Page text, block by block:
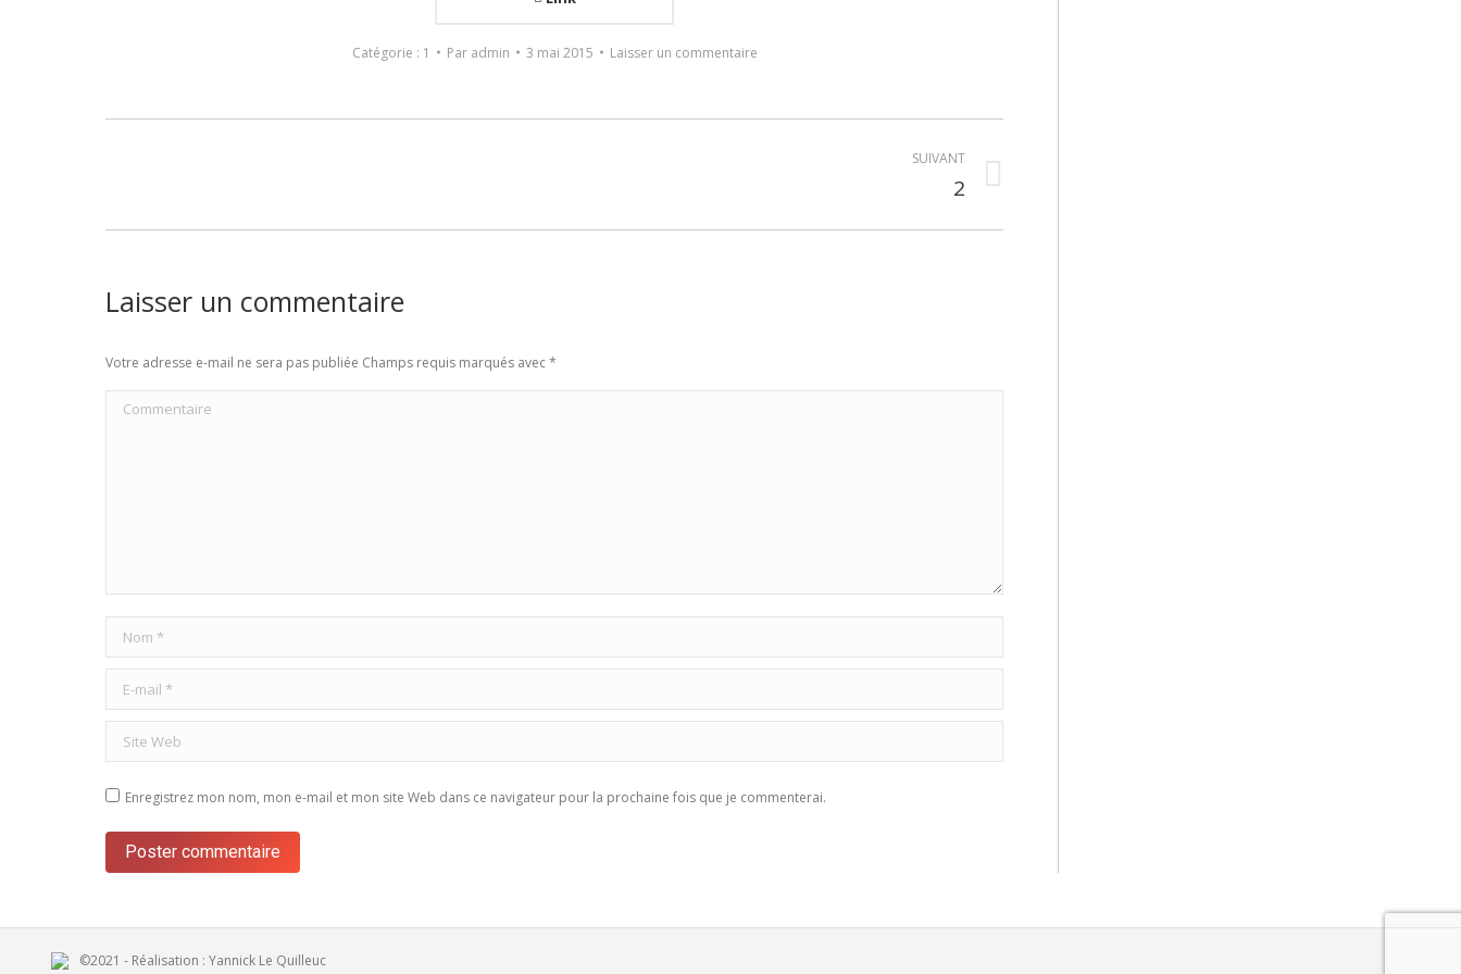
Catégorie : 1 Par admin 3 mai 2015 Laisser un commentaire
commentaire
SUIVANT
2
Laisser un commentaire
Votre adresse e-mail ne sera pas publiée Champs requis marqués avec*
Commentaire
Nom *
E-mail *
Site Web
Enregistrez mon nom, mon e-mail et mon site Web dans ce navigateur pour la prochaine fois que je commenterai.
Poster commentaire
©2021 - Réalisation : Yannick Le Quilleuc